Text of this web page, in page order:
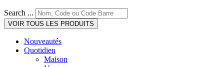
Search ...
VOIR TOUS LES PRODUITS
Nouveautés
Quotidien
Maison